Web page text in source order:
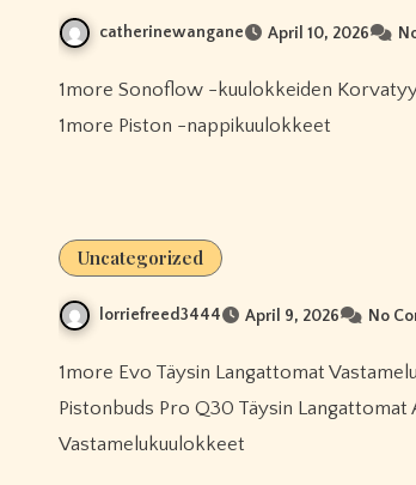
catherinewangane April 10, 2026
1more Sonoflow -kuulokkeiden Korvatyynyt Lisävarusteita 1more Evo Täysin Langattomat Vastamelukuulokkeet
1more Piston -nappikuulokkeet
Uncategorized
lorriefreed3444 April 9, 2026 No
1more Evo Täysin Langattomat Vastamelukuulokkeet 1more Hq20 Lasten Langattomat Kuulokkeet 1more
Pistonbuds Pro Q30 Täysin
Vastamelukuulokkeet